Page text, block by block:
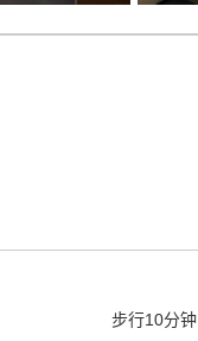
步行10分钟